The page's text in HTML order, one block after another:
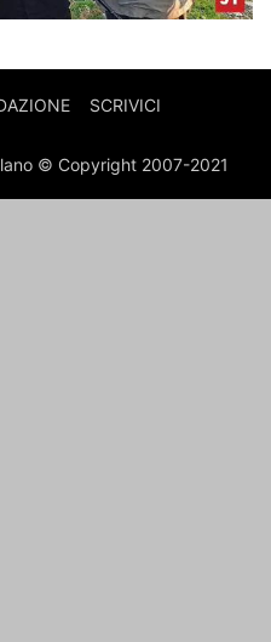
SCRIVICI
© Copyright 2007-2021